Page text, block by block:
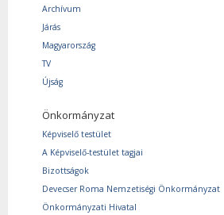
Archívum
Járás
Magyarország
TV
Újság
Önkormányzat
Képviselő testület
A Képviselő-testület tagjai
Bizottságok
Devecser Roma Nemzetiségi Önkormányzat
Önkormányzati Hivatal